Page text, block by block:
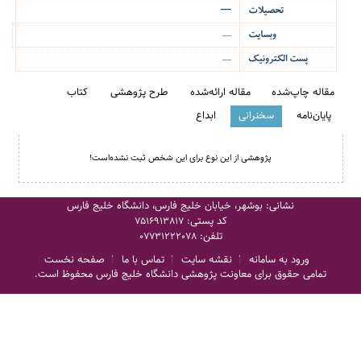
تحصیلات
—
وبسایت
—
پست الکترونیک —
مقاله چاپ‌شده مقاله ارائه‌شده طرح پژوهشی
کتاب
پایان‌نامه
سخنرانی ابداع
پژوهشی از این نوع برای این شخص ثبت نشده‌است!
نشانی: بوشهر، خیابان خلیج فارس، دانشگاه خلیج فارس
کد پستی:7516913817
تلفن:07731222078
صفحه نخست تماس با ما نقشه سایت
ورود به سامانه
تمامی حقوق برای معاونت پژوهشی دانشگاه خلیج فارس محفوظ است.